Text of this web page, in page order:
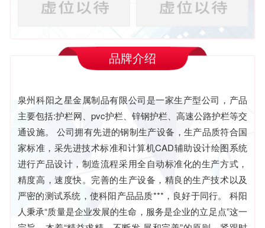
品牌介绍
泉州科阳之星金属制品有限公司是一家生产型公司，产品
主要包括:护栏网、pvc护栏、锌钢护栏、高速公路护栏等交
通设施。 公司拥有先进的钢制生产设备，生产品质符合国
家标准，采先进技术标准和计算机CAD辅助设计绘图系统
进行产品设计，制造流程采用全自动标准化的生产方式，
精度高，速度快。完善的生产设备，精良的生产技术以及
严密的测试系统，使科阳产品品质***，良好于同行。 科阳
人秉承“质量是企业发展的生命，服务是企业的立足点”这一